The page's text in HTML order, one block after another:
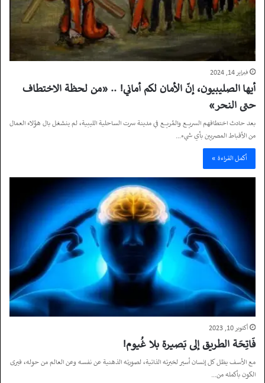
فبراير 14, 2024
أيها الصليبيون، إنّ الأمان لكم أماني! .. «من لحظة الاختطاف
حتى النحر»
بعد حادث اختطافهم السريع والمُريع في مدينة سرت الساحلية الليبية، لم ينشغل بال هؤلاء العمال
من الأقباط المصريين بأي شيء…
أكمل القراءة »
أكتوبر 10, 2023
فَاتِحَة الطريق إلى بَصيـرة بلا غُيـوم!
مع الأسف يظل كل إنسان أسير لخبرته الذاتية، لصورته الذهنية عن نفسه وعن العالم من حوله، فيرى
الكون بأكمله من…